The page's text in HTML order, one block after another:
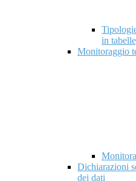
in
Monitoraggio
Dichiarazioni
dei dati